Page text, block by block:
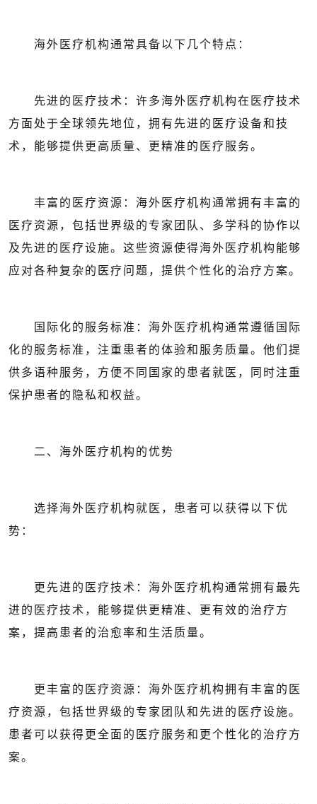
海外医疗机构通常具备以下几个特点：
先进的医疗技术：许多海外医疗机构在医疗技术
方面处于全球领先地位，拥有先进的医疗设备和技
术，能够提供更高质量、更精准的医疗服务。
丰富的医疗资源：海外医疗机构通常拥有丰富的
医疗资源，包括世界级的专家团队、多学科的协作以
及先进的医疗设施。这些资源使得海外医疗机构能够
应对各种复杂的医疗问题，提供个性化的治疗方案。
国际化的服务标准：海外医疗机构通常遵循国际
化的服务标准，注重患者的体验和服务质量。他们提
供多语种服务，方便不同国家的患者就医，同时注重
保护患者的隐私和权益。
二、海外医疗机构的优势
选择海外医疗机构就医，患者可以获得以下优
势：
更先进的医疗技术：海外医疗机构通常拥有最先
进的医疗技术，能够提供更精准、更有效的治疗方
案，提高患者的治愈率和生活质量。
更丰富的医疗资源：海外医疗机构拥有丰富的医
疗资源，包括世界级的专家团队和先进的医疗设施。
患者可以获得更全面的医疗服务和更个性化的治疗方
案。